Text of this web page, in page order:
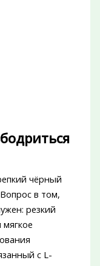
чёрный
в том,
резкий
с L-